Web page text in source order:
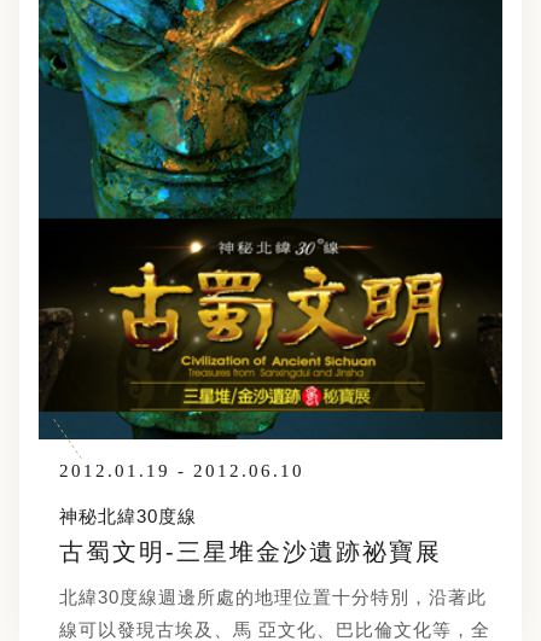
2012.01.19 - 2012.06.10
神秘北緯30度線
古蜀文明-三星堆金沙遺跡祕寶展
北緯30度線週邊所處的地理位置十分特別，沿著此
線可以發現古埃及、馬 亞文化、巴比倫文化等，全